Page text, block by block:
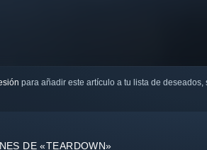
para añadir este artículo a tu lista de
DE «TEARDOWN»